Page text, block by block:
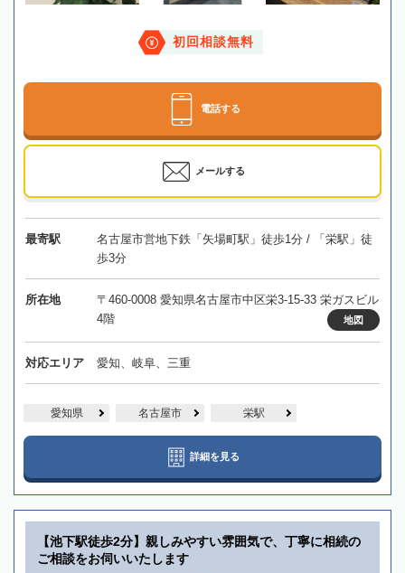
初回相談無料
電話する
メールする
最寄駅
名古屋市営地下鉄「矢場町駅」徒歩1分 / 「栄駅」徒
歩3分
所在地
〒460-0008 愛知県名古屋市中区栄3-15-33 栄ガスビル
4階
地図
対応エリア 愛知、岐阜、三重
愛知県 名古屋市 栄駅
詳細を見る
【池下駅徒歩2分】親しみやすい雰囲気で、丁寧に相続の
ご相談をお伺いいたします